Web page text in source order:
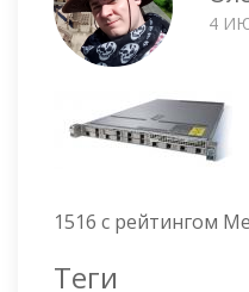
4
1516 с рейтингом
Теги